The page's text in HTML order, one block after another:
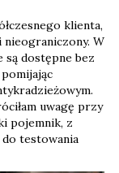
klienta,
W
są dostępne bez
uwagę przy
pojemnik, z
testowania